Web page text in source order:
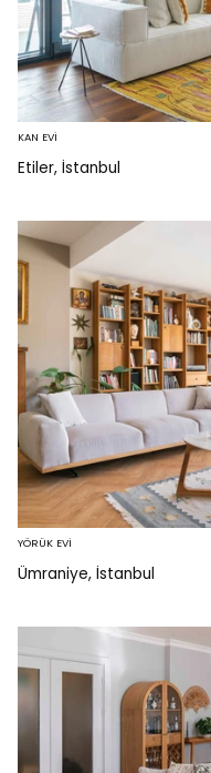
KAN EVİ
Etiler, İstanbul
YÖRÜK EVİ
Ümraniye, İstanbul